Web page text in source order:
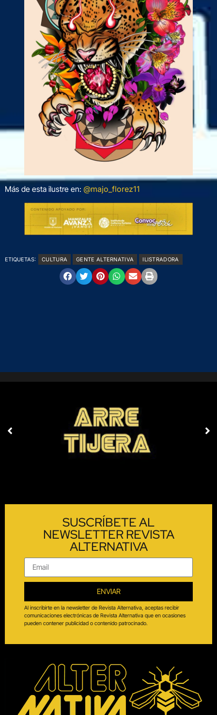
Más de esta ilustre en: @majo_florez11
ETIQUETAS: CULTURA GENTE ALTERNATIVA ILISTRADORA
SUSCRÍBETE AL
NEWSLETTER REVISTA
ALTERNATIVA
ENVIAR
Al inscribirte en la newsletter de Revista Alternativa, aceptas recibir
comunicaciones electrónicas de Revista Alternativa que en ocasiones
pueden contener publicidad o contenido patrocinado.